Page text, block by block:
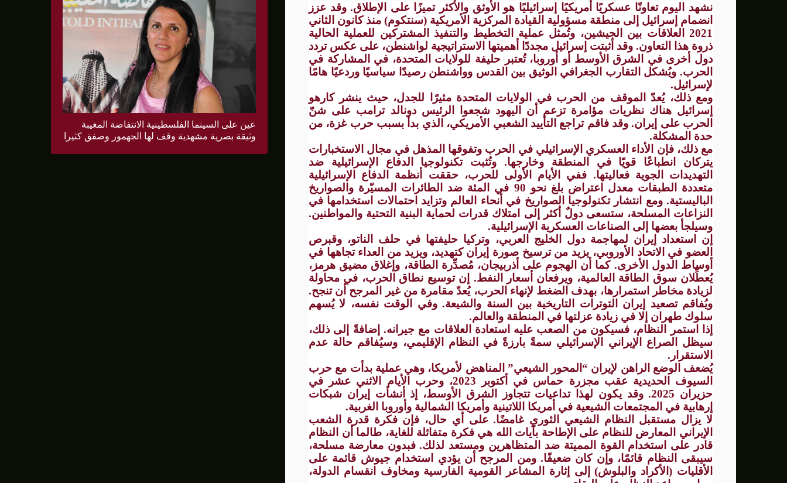
نشهد اليوم تعاونًا عسكريًا أمريكيًا إسرائيليًا هو الأوثق والأكثر تميزًا على الإطلاق. وقد عزز
انضمام إسرائيل إلى منطقة مسؤولية القيادة المركزية الأمريكية (سنتكوم) منذ كانون الثاني
2021 العلاقات بين الجيشين، وتُمثل عملية التخطيط والتنفيذ المشتركين للعملية الحالية
ذروة هذا التعاون. وقد أثبتت إسرائيل مجددًا أهميتها الاستراتيجية لواشنطن، على عكس تردد
دول أخرى في الشرق الأوسط أو أوروبا، تُعتبر حليفة للولايات المتحدة، في المشاركة في
الحرب. ويُشكل التقارب الجغرافي الوثيق بين القدس وواشنطن رصيدًا سياسيًا وردعيًا هامًا
لإسرائيل.
ومع ذلك، يُعدّ الموقف من الحرب في الولايات المتحدة مثيرًا للجدل، حيث ينشر كارهو
إسرائيل هناك نظريات مؤامرة تزعم أن اليهود شجعوا الرئيس دونالد ترامب على شنّ
الحرب على إيران. وقد فاقم تراجع التأييد الشعبي الأمريكي، الذي بدأ بسبب حرب غزة، من
حدة المشكلة.
مع ذلك، فإن الأداء العسكري الإسرائيلي في الحرب وتفوقها المذهل في مجال الاستخبارات
يتركان انطباعًا قويًا في المنطقة وخارجها. وتُثبت تكنولوجيا الدفاع الإسرائيلية ضد
التهديدات الجوية فعاليتها. ففي الأيام الأولى للحرب، حققت أنظمة الدفاع الإسرائيلية
متعددة الطبقات معدل اعتراض بلغ نحو 90 في المئة ضد الطائرات المسيّرة والصواريخ
الباليستية. ومع انتشار تكنولوجيا الصواريخ في أنحاء العالم وتزايد احتمالات استخدامها في
النزاعات المسلحة، ستسعى دولٌ أكثر إلى امتلاك قدرات لحماية البنية التحتية والمواطنين.
وسيلجأ بعضها إلى الصناعات العسكرية الإسرائيلية.
إن استعداد إيران لمهاجمة دول الخليج العربي، وتركيا حليفتها في حلف الناتو، وقبرص
العضو في الاتحاد الأوروبي، يزيد من ترسيخ صورة إيران كتهديد، ويزيد من العداء تجاهها في
أوساط الدول الأخرى. كما أن الهجوم على أذربيجان، مُصدِّرة الطاقة، وإغلاق مضيق هرمز،
يُعطِّلان سوق الطاقة العالمية، ويرفعان أسعار النفط. إن توسيع نطاق الحرب، في محاولة
لزيادة مخاطر استمرارها، بهدف الضغط لإنهاء الحرب، يُعدّ مقامرة من غير المرجح أن تنجح.
ويُفاقم تصعيد إيران التوترات التاريخية بين السنة والشيعة. وفي الوقت نفسه، لا يُسهم
سلوك طهران إلا في زيادة عزلتها في المنطقة والعالم.
إذا استمر النظام، فسيكون من الصعب عليه استعادة العلاقات مع جيرانه. إضافةً إلى ذلك،
سيظل الصراع الإيراني الإسرائيلي سمةً بارزةً في النظام الإقليمي، وسيُفاقم حالة عدم
الاستقرار.
يُضعف الوضع الراهن لإيران “المحور الشيعي” المناهض لأمريكا، وهي عملية بدأت مع حرب
السيوف الحديدية عقب مجزرة حماس في أكتوبر 2023، وحرب الأيام الاثني عشر في
حزيران 2025. وقد يكون لهذا تداعيات تتجاوز الشرق الأوسط، إذ أنشأت إيران شبكات
إرهابية في المجتمعات الشيعية في أمريكا اللاتينية وأمريكا الشمالية وأوروبا الغربية.
لا يزال مستقبل النظام الشيعي الثوري غامضًا. على أي حال، فإن فكرة قدرة الشعب
الإيراني المعارض للنظام على الإطاحة بآيات الله هي فكرة متفائلة للغاية، طالما أن النظام
قادر على استخدام القوة المميتة ضد المتظاهرين ومستعد لذلك. فبدون معارضة مسلحة،
سيبقى النظام قائمًا، وإن كان ضعيفًا. ومن المرجح أن يؤدي استخدام جيوش قائمة على
الأقليات (الأكراد والبلوش) إلى إثارة المشاعر القومية الفارسية ومخاوف انقسام الدولة،
عين على السينما الفلسطينية الانتفاضة المغيبة
وثيقة بصرية مشهدية وقف لها الجهمور وصفق كثيرا